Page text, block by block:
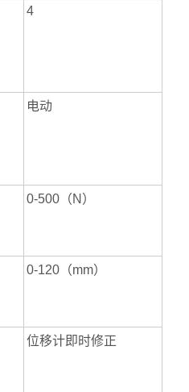
4
电动
0-500（N）
0-120（mm）
位移计即时修正